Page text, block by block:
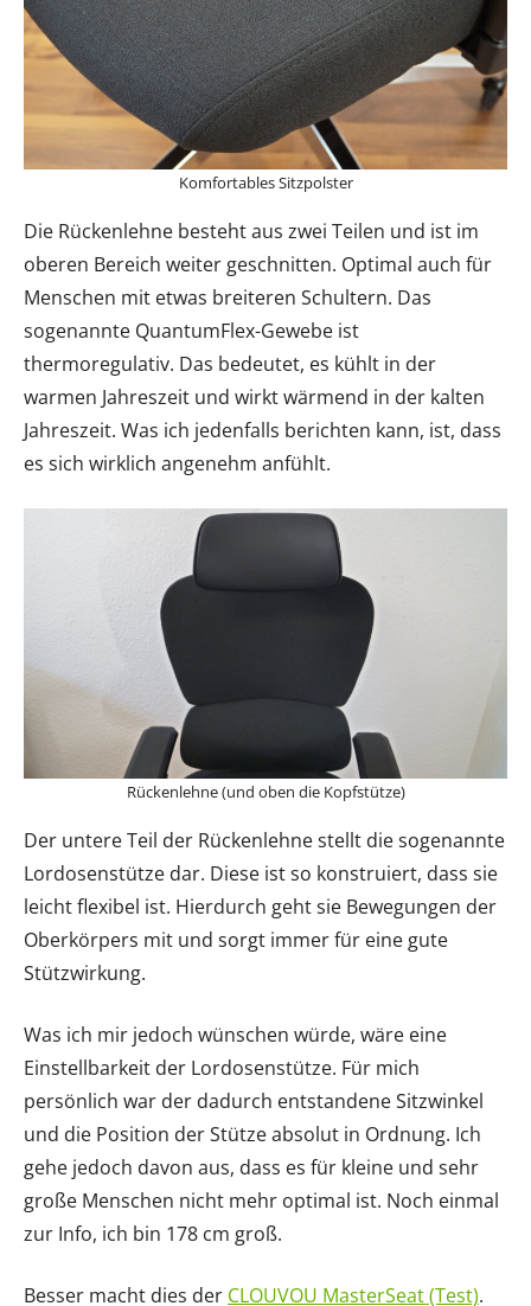
Komfortables Sitzpolster
Die Rückenlehne besteht aus zwei Teilen und ist im
oberen Bereich weiter geschnitten. Optimal auch für
Menschen mit etwas breiteren Schultern. Das
sogenannte QuantumFlex-Gewebe ist
thermoregulativ. Das bedeutet, es kühlt in der
warmen Jahreszeit und wirkt wärmend in der kalten
Jahreszeit. Was ich jedenfalls berichten kann, ist, dass
es sich wirklich angenehm anfühlt.
Rückenlehne (und oben die Kopfstütze)
Der untere Teil der Rückenlehne stellt die sogenannte
Lordosenstütze dar. Diese ist so konstruiert, dass sie
leicht flexibel ist. Hierdurch geht sie Bewegungen der
Oberkörpers mit und sorgt immer für eine gute
Stützwirkung.
Was ich mir jedoch wünschen würde, wäre eine
Einstellbarkeit der Lordosenstütze. Für mich
persönlich war der dadurch entstandene Sitzwinkel
und die Position der Stütze absolut in Ordnung. Ich
gehe jedoch davon aus, dass es für kleine und sehr
große Menschen nicht mehr optimal ist. Noch einmal
zur Info, ich bin 178 cm groß.
Besser macht dies der CLOUVOU MasterSeat (Test).